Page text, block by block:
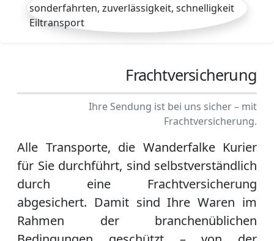
Frachtversicherung
Ihre Sendung ist bei uns sicher – mit
Frachtversicherung.
Alle Transporte, die Wanderfalke Kurier
für Sie durchführt, sind selbstverständlich
durch eine Frachtversicherung
abgesichert. Damit sind Ihre Waren im
Rahmen der branchenüblichen